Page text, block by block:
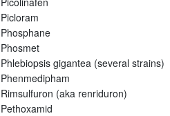
Picloram
Phosphane
Phosmet
Phlebiopsis gigantea (several strains)
Phenmedipham
Rimsulfuron (aka renriduron)
Pethoxamid